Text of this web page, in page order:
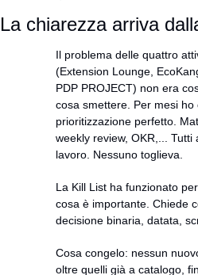
La chiarezza arriva
Il problema delle quattro
(Extension Lounge,
PDP PROJECT) non era
cosa smettere. Per mesi
prioritizzazione perfetto.
weekly review, OKR,... Tutti
lavoro. Nessuno toglieva.
La Kill List ha funzionato
cosa è importante. Chiede
decisione binaria, datata,
Cosa congelo: nessun
oltre quelli già a catalogo,